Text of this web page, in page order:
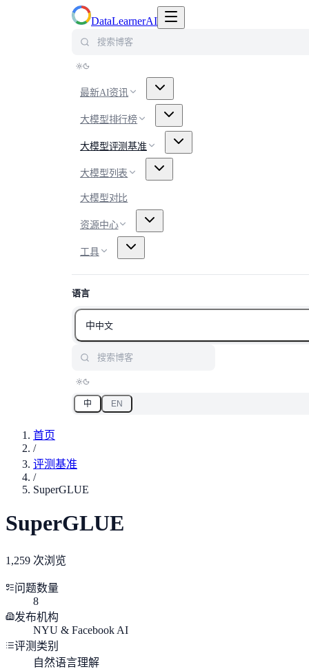
DataLearnerAI
最新AI资讯
大模型排行榜
大模型评测基准
大模型列表
大模型对比
资源中心
工具
语言
中中文
中 EN
首页
/
评测基准
/
SuperGLUE
SuperGLUE
1,259 次浏览
问题数量
8
发布机构
NYU & Facebook AI
评测类别
自然语言理解